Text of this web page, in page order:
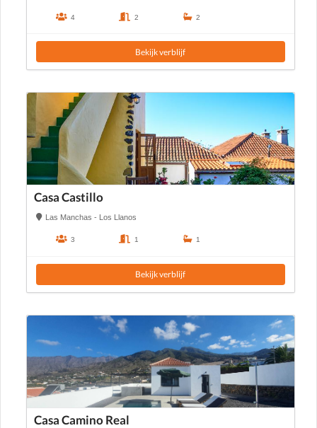
4 2 2
Bekijk verblijf
Casa Castillo
Las Manchas - Los Llanos
3 1 1
Bekijk verblijf
Casa Camino Real